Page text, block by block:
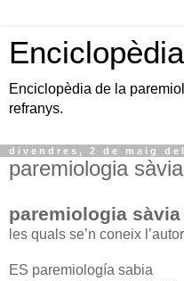
Enciclopèdia de la
refranys.
divendres, 2 de maig del
paremiologia sàvia
paremiologia sàvia
les quals se’n coneix
ES paremiología sabia